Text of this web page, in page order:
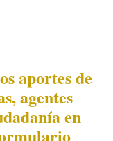
aportes de
agentes
en